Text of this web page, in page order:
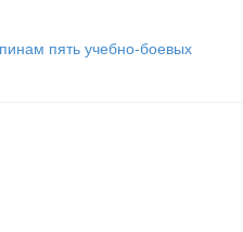
пять учебно-боевых